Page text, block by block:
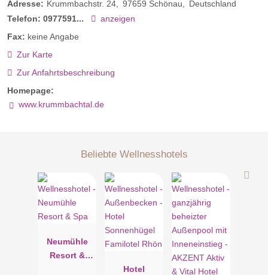
Adresse: Krummbachstr. 24 97659 Schönau
Deutschland
Telefon: 0977591...
anzeigen
Fax: keine Angabe
Zur Karte
Zur Anfahrtsbeschreibung
Homepage:
www.krummbachtal.de
Beliebte Wellnesshotels
Neumühle
Resort &
Hotel